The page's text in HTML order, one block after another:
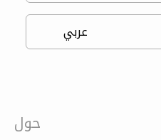
حول